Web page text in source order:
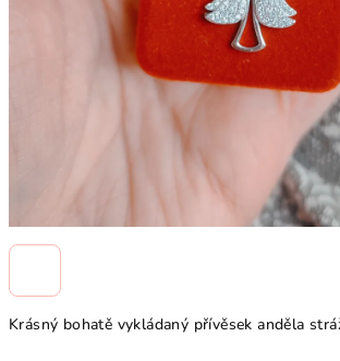
Krásný bohatě vykládaný přívěsek anděla